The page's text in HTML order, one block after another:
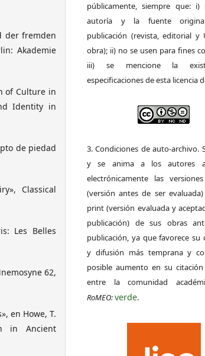
der fremden
Akademie
of Culture in
Identity in
de piedad
Classical
Les Belles
62,
en Howe, T.
in Ancient
públicamente, siempre que:
autoría y la fuente
publicación (revista, editorial y
obra); ii) no se usen para fines
iii) se mencione la
especificaciones de esta licencia
3. Condiciones de auto-archivo.
y se anima a los autores
electrónicamente las
(versión antes de ser
print (versión evaluada y
publicación) de sus obras
publicación, ya que favorece su
y difusión más temprana y
posible aumento en su
entre la comunidad
RoMEO:verde.